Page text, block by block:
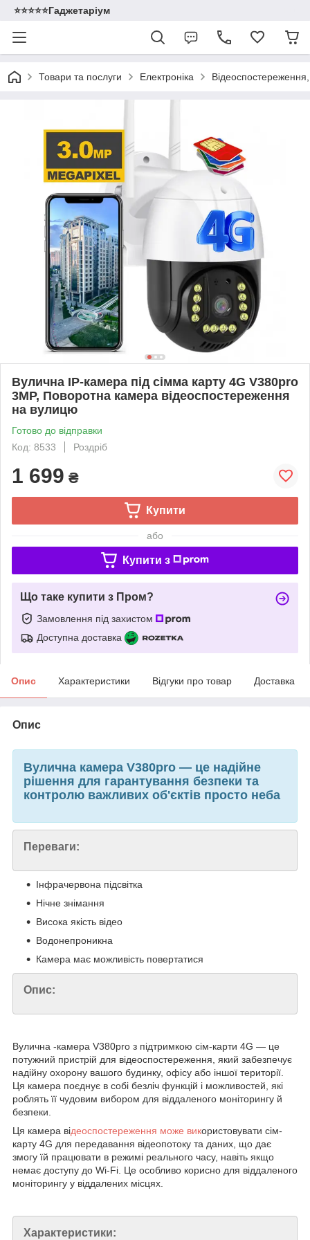
⭐️⭐️⭐️⭐️⭐️Гаджетаріум
Товари та послуги Електроніка
Вулична IP-камера під сімма карту 4G V380pro
3MP, Поворотна камера відеоспостереження
на вулицю
Готово до відправки
Код: 8533
Роздріб
1 699 ₴
Купити
або
Купити з
Що таке купити з Пром?
Замовлення під захистом
Доступна доставка
Опис Характеристики Відгуки про товар Доставка
Опис
Вулична камера V380pro — це надійне
рішення для гарантування безпеки та
контролю важливих об'єктів просто неба
Переваги:
Інфрачервона підсвітка
Нічне знімання
Висока якість відео
Водонепроникна
Камера має можливість повертатися
Опис:
Вулична -камера V380pro з підтримкою сім-карти 4G — це
потужний пристрій для відеоспостереження, який забезпечує
надійну охорону вашого будинку, офісу або іншої території.
Ця камера поєднує в собі безліч функцій і можливостей, які
роблять її чудовим вибором для віддаленого моніторингу й
безпеки.
Ця камера відеоспостереження може використовувати сім-
карту 4G для передавання відеопотоку та даних, що дає
змогу їй працювати в режимі реального часу, навіть якщо
немає доступу до Wi-Fi. Це особливо корисно для віддаленого
моніторингу у віддалених місцях.
Характеристики: